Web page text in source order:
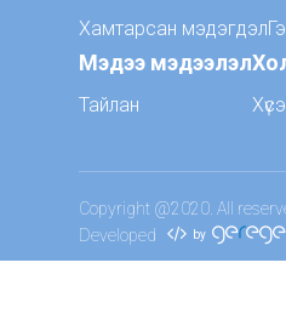
Хамтарсан мэдэгдэл
Мэдээ мэдээлэл
Тайлан
Copyright @2020. All
Developed
by